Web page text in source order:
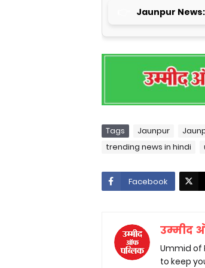
Jaunpur News:
Tags Jaunpur
trending news in hindi
Facebook
उम्मीद
Ummid of
to keep